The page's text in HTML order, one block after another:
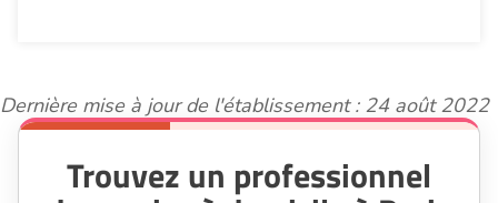
Dernière mise à jour de l'établissement : 24 août 2022
Trouvez un professionnel